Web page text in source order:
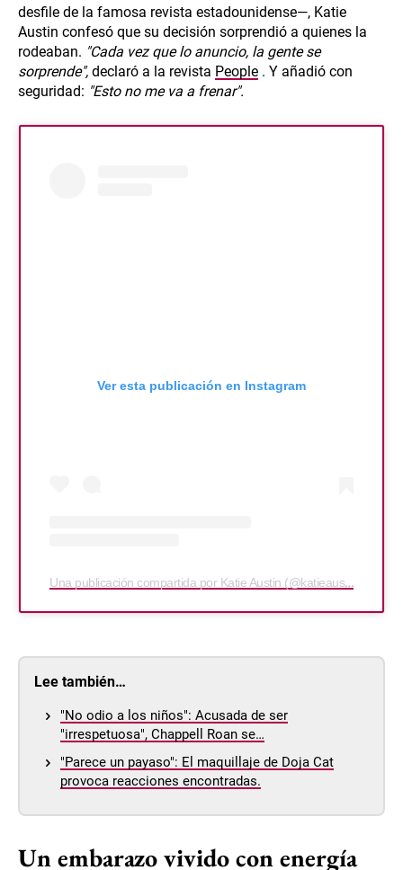
desfile de la famosa revista estadounidense—, Katie
Austin confesó que su decisión sorprendió a quienes la
rodeaban. "Cada vez que lo anuncio, la gente se
sorprende", declaró a la revista People . Y añadió con
seguridad: "Esto no me va a frenar".
Ver esta publicación en Instagram
Una publicación compartida por Katie Austin (@katieaustin)
Lee también…
"No odio a los niños": Acusada de ser
"irrespetuosa", Chappell Roan se…
"Parece un payaso": El maquillaje de Doja Cat
provoca reacciones encontradas.
Un embarazo vivido con energía